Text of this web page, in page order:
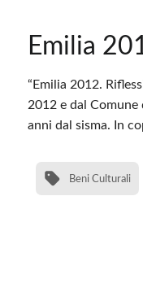
Emilia
“Emilia 2012.
2012 e dal
anni dal sisma. In
Beni Culturali